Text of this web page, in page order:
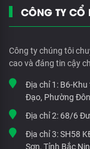
CÔNG TY CỔ
Công ty chúng tôi
cao và đáng tin cậy
Địa chỉ 1: B6-
Đạo, Phường
Địa chỉ 2: 68/6
Địa chỉ 3:SH58
Sơn, Tỉnh Bắc